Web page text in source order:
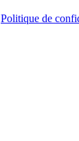
Politique de